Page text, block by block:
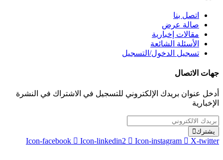
اتصل بنا
صالة عرض
مقالات إخبارية
الأسئلة الشائعة
تسجيل الدخول/التسجيل
جهات الاتصال
أدخل عنوان بريدك الإلكتروني للتسجيل في الاشتراك في النشرة
الإخبارية
يشترك
Icon-facebook Icon-linkedin2 Icon-instagram X-twitter